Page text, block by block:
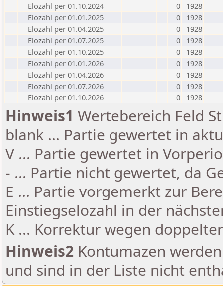
Elozahl per 01.10.2024
0
1928
Elozahl per 01.01.2025
0
1928
Elozahl per 01.04.2025
0
1928
Elozahl per 01.07.2025
0
1928
Elozahl per 01.10.2025
0
1928
Elozahl per 01.01.2026
0
1928
Elozahl per 01.04.2026
0
1928
Elozahl per 01.07.2026
0
1928
Elozahl per 01.10.2026
0 1928
Hinweis1 Wertebereich Feld
blank ... Partie gewertet in
V ... Partie gewertet in
- ... Partie nicht gewertet, da
E ... Partie vorgemerkt zur
Einstiegselozahl in der
K ... Korrektur wegen
Hinweis2 Kontumazen
und sind in der Liste nicht